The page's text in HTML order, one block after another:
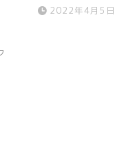
2022年4月5日